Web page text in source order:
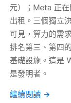
元）；Meta 正
出租。三個獨立
可見，算力的需
排名第三、第四
基礎設施。這是
是發明者。
繼續閱讀 →